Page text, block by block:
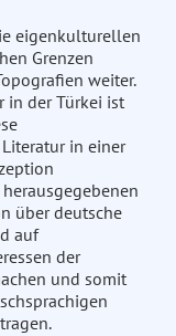
eigenkulturellen
Grenzen
weiter.
in der Türkei ist
in einer
über deutsche
auf
der
und somit